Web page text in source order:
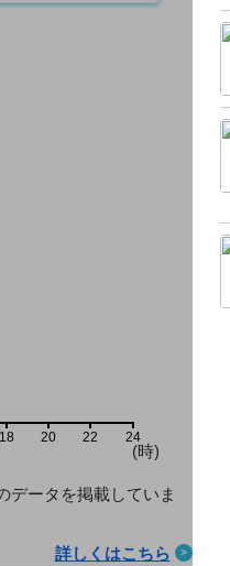
18 20 22 24
(時)
データを掲載していま
詳しくはこちら